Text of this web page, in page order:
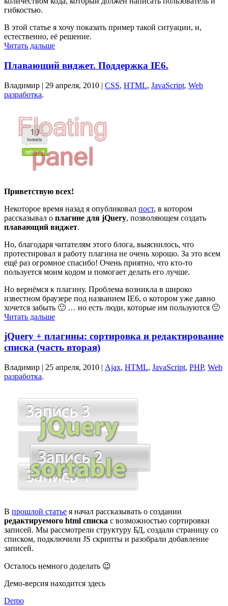
гибкостью.
В этой статье я хочу показать пример такой ситуации, и,
естественно, её решение.
Читать дальше
Плавающий виджет. Поддержка IE6.
Владимир | 29 апреля, 2010 | CSS, HTML, JavaScript, Web
разработка.
Приветствую всех!
Некоторое время назад я опубликовал пост, в котором
рассказывал о плагине для jQuery, позволяющем создать
плавающий виджет.
Но, благодаря читателям этого блога, выяснилось, что
протестировал я работу плагина не очень хорошо. За это всем
ещё раз огромное спасибо! Очень приятно, что кто-то
пользуется моим кодом и помогает делать его лучше.
Но вернёмся к плагину. Проблема возникла в широко
известном браузере под названием IE6, о котором уже давно
хочется забыть 🙂 … но есть люди, которые им пользуются 🙁
Читать дальше
jQuery + плагины: сортировка и редактирование
списка (часть вторая)
Владимир | 25 апреля, 2010 | Ajax, HTML, JavaScript, PHP, Web
разработка.
В прошлой статье я начал рассказывать о создании
редактируемого html списка с возможностью сортировки
записей. Мы рассмотрели структуру БД, создали страницу со
списком, подключили JS скрипты и разобрали добавление
записей.
Осталось немного доделать 😉
Демо-версия находится здесь
Demo